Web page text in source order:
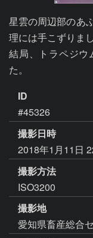
星雲の周辺部のあ
理には手こずりまし
結局、トラペジウ
た。
ID
#45326
撮影日時
2018年1月11日
撮影方法
ISO3200
撮影地
愛知県畜産総合